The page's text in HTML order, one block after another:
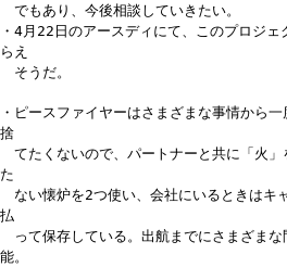
でもあり、今後相談していきたい。
・4月22日のアースディにて、このプロジ
らえ
そうだ。
・ピースファイヤーはさまざまな事情から
捨
てたくないので、パートナーと共に「火
た
ない懐炉を2つ使い、会社にいるときはキ
払
って保存している。出航までにさまざま
能。